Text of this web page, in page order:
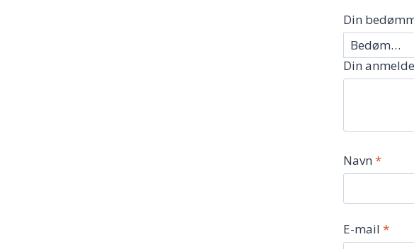
Din
Din
Navn*
E-mail*